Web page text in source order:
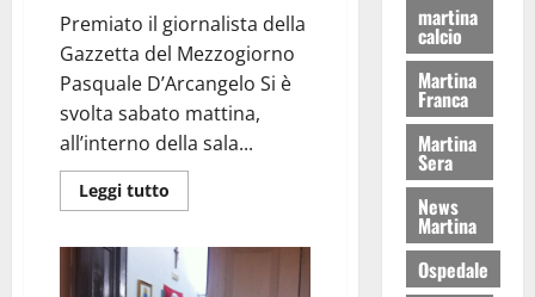
Premiato il giornalista della
Gazzetta del Mezzogiorno
Pasquale D’Arcangelo Si è
svolta sabato mattina,
all’interno della sala...
Leggi tutto
martina
calcio
Martina
Franca
Martina
Sera
News
Martina
Ospedale